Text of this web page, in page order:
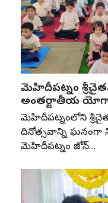
మెహిదీపట్నం
అంతర్జాతీయ యోగా
మెహిదీపట్నంలోని
దినోత్సవాన్ని ఘనంగా
మెహిదీపట్నం జోన్‌…